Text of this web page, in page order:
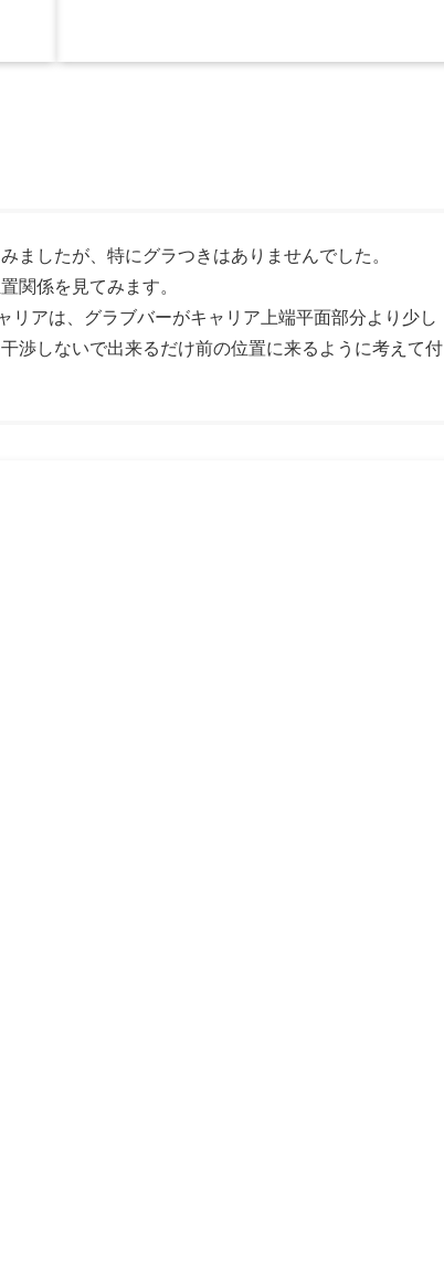
ましたが、特にグラつきはありませんでした。
関係を見てみます。
アは、グラブバーがキャリア上端平面部分より少し
渉しないで出来るだけ前の位置に来るように考えて付